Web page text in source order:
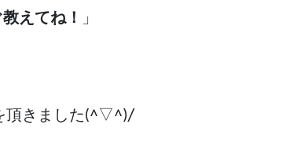
えてね！ 」
頂きました(^▽^)/